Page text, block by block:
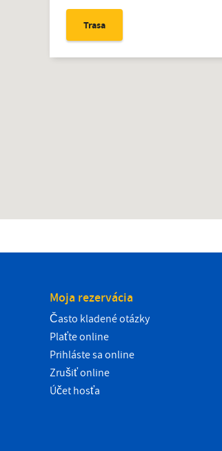
Trasa
Moja rezervácia
Často kladené otázky
Plaťte online
Prihláste sa online
Zrušiť online
Účet hosťa